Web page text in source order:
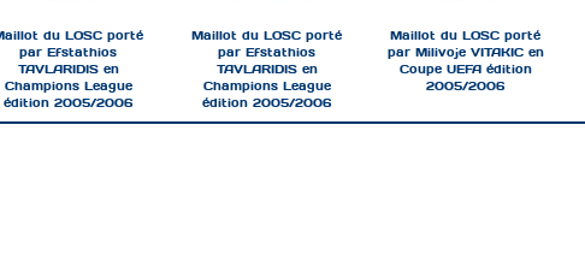
du LOSC porté
par Efstathios
TAVLARIDIS en
Champions League
édition 2005/2006
Maillot du LOSC porté
par Efstathios
TAVLARIDIS en
Champions League
édition 2005/2006
Maillot du LOSC porté
par Milivoje VITAKIC en
Coupe UEFA édition
2005/2006